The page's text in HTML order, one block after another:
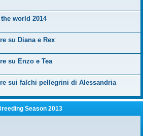
world 2014
su Diana e Rex
su Enzo e Tea
sui falchi pellegrini di Alessandria
Season 2013